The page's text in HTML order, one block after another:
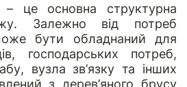
це основна структурна
Залежно від потреб
бути обладнаний для
господарських потреб,
вузла зв’язку та інших
з дерев’яного брусу